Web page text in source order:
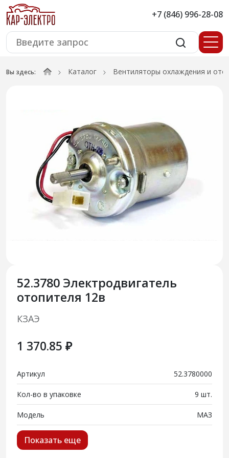
+7 (846) 996-28-08
Вы здесь: Каталог Вентиляторы охлаждения и
52.3780 Электродвигатель
отопителя 12в
КЗАЭ
1 370.85 ₽
Артикул 52.3780000
Кол-во в упаковке 9 шт.
Модель МАЗ
Показать еще